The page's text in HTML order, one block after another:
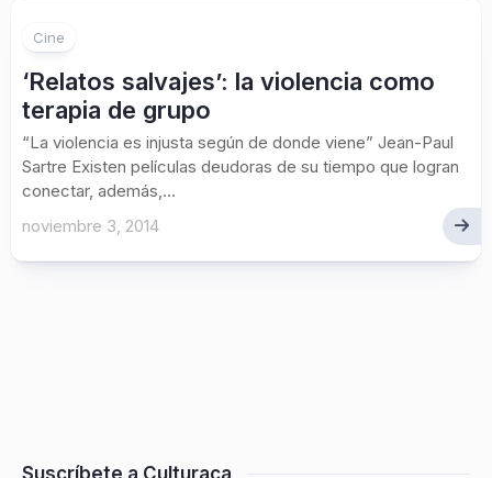
Cine
‘Relatos salvajes’: la violencia como
terapia de grupo
“La violencia es injusta según de donde viene” Jean-Paul
Sartre Existen películas deudoras de su tiempo que logran
conectar, además,...
noviembre 3, 2014
Suscríbete a Culturaca